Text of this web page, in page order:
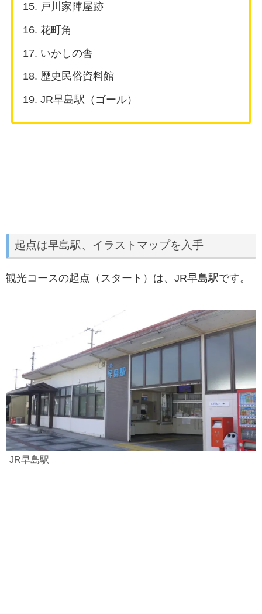
戸川家陣屋跡
花町角
いかしの舎
歴史民俗資料館
JR早島駅（ゴール）
起点は早島駅、イラストマップを入手
観光コースの起点（スタート）は、JR早島駅です。
JR早島駅